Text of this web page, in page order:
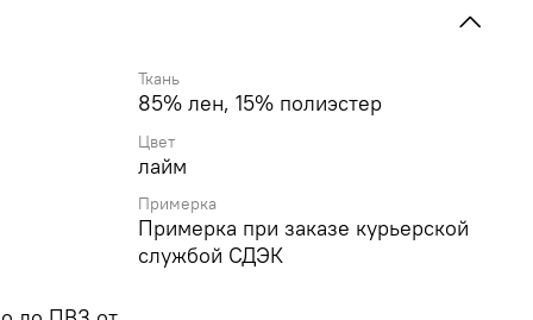
Ткань
85% лен, 15% полиэстер
Цвет
лайм
Примерка
Примерка при заказе курьерской
службой СДЭК